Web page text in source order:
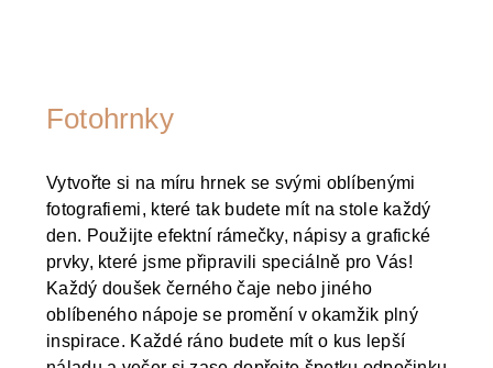
Fotohrnky
Vytvořte si na míru hrnek se svými oblíbenými
fotografiemi, které tak budete mít na stole každý
den. Použijte efektní rámečky, nápisy a grafické
prvky, které jsme připravili speciálně pro Vás!
Každý doušek černého čaje nebo jiného
oblíbeného nápoje se promění v okamžik plný
inspirace. Každé ráno budete mít o kus lepší